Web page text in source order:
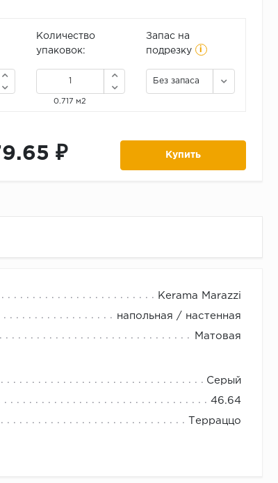
Количество
упаковок:
0.717 м2
Запас на
подрезку
i
Без запаса
₽ Купить
Kerama Marazzi
напольная / настенная
Матовая
Серый
46.64
Терраццо